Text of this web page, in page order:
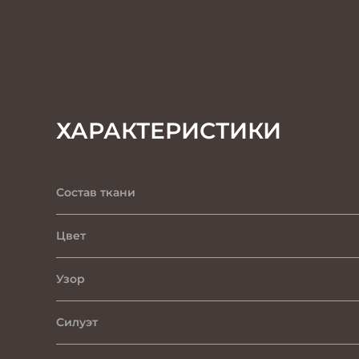
ХАРАКТЕРИСТИКИ
Состав ткани
Цвет
Узор
Силуэт